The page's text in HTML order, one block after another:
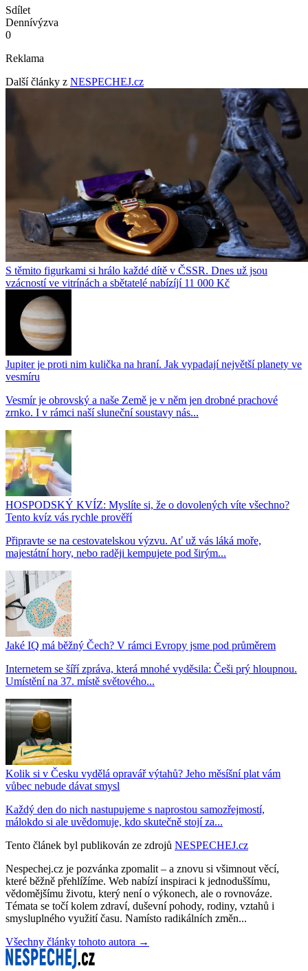
Sdílet
Dennívýzva
0
Reklama
Další články z NESPECHEJ.cz
S těmito figurkami si hrálo každé dítě v ČSSR. Dnes už jsou
vzácností ve vitrínách a sbětatelé nabízíjí 11 000 Kč
Jupiter je proti nim kulička na hraní. Jak vypadají největší planety ve
vesmíru
Vesmír je obrovský a naše Země je v něm jen drobné prachové
zrnko. I v rámci naší sluneční soustavy nás...
HOSPODSKÝ KVÍZ: Myslíte si, že o dovolených víte všechno?
Tento kvíz vás rychle prověří
Připravte se na cestovatelskou výzvu. Ať už vás láká moře,
majestátní hory, nebo raději kempujete pod širým...
Jaké IQ má běžný Čech? V rámci Evropy jsme pod průměrem
Internetem se šíří zpráva, která mnohé vyděsila: Češi prý hloupnou.
Umístění na 37. místě světového...
Kolik si v Česku vydělá opravář výtahů? Jeho měsíšní plat vám
vůbec nebude dávat smysl
Každý den do nich nastupujeme s naprostou samozřejmostí,
málokdo si ale uvědomuje, kdo skutečně stojí za...
Tento článek byl publikován ze zdrojů NESPECHEJ.cz
Nespechej.cz je pozvánka zpomalit – a znovu si všimnout věcí,
které běžně přehlížíme. Web nabízí inspiraci k jednoduššímu,
vědomějšímu životu, který není o výkonech, ale o rovnováze.
Témata se točí kolem zdraví, duševní pohody, rodiny, vztahů i
smysluplného využití času. Namísto radikálních změn...
Všechny články tohoto autora →